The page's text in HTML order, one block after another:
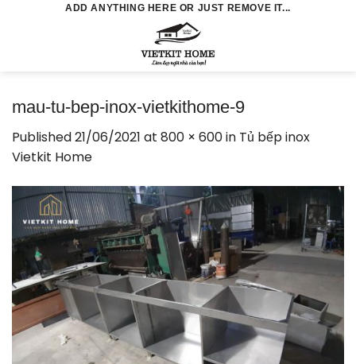
ADD ANYTHING HERE OR JUST REMOVE IT...
mau-tu-bep-inox-vietkithome-9
Published21/06/2021 at 800 × 600in Tủ bếp inox
Vietkit Home